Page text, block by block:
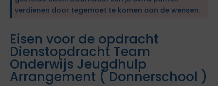
verdienen door tegemoet te komen aan de wensen.
Eisen voor de opdracht
Dienstopdracht Team
Onderwijs Jeugdhulp
Arrangement ( Donnerschool )